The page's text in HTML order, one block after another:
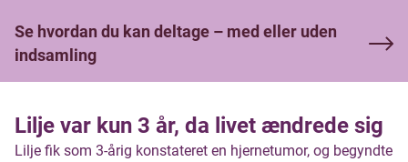
Se hvordan du kan deltage – med eller uden
indsamling
Lilje var kun 3 år, da livet ændrede sig
Lilje fik som 3-årig konstateret en hjernetumor, og begyndte